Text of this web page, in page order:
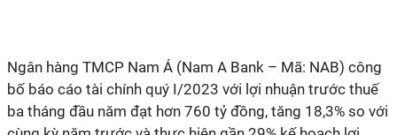
Ngân hàng TMCP Nam Á (Nam A Bank – Mã: NAB) công
bố báo cáo tài chính quý I/2023 với lợi nhuận trước thuế
ba tháng đầu năm đạt hơn 760 tỷ đồng, tăng 18,3% so với